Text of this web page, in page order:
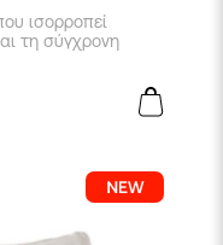
ισορροπεί
τη σύγχρονη